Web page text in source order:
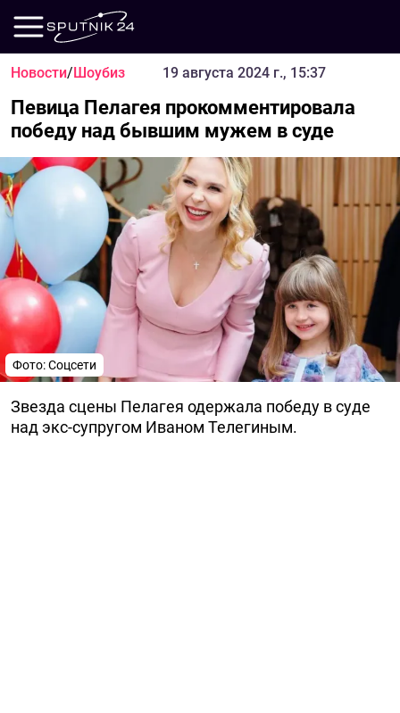
Новости/Шоубиз 19 августа 2024 г., 15:37
Певица Пелагея прокомментировала
победу над бывшим мужем в суде
Фото: Соцсети
Звезда сцены Пелагея одержала победу в суде
над экс-супругом Иваном Телегиным.